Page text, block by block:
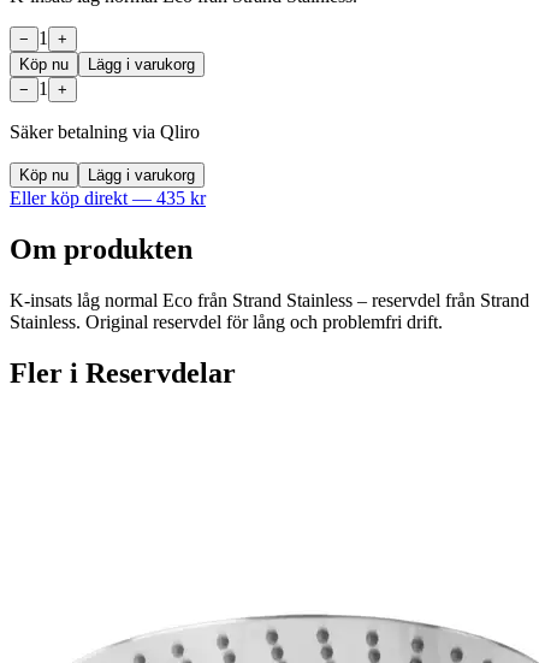
− 1
+
Köp nu
Lägg i varukorg
−
1 +
Säker betalning via Qliro
Köp nu Lägg i varukorg
Eller köp direkt — 435 kr
Om produkten
K-insats låg normal Eco från Strand Stainless – reservdel från Strand
Stainless. Original reservdel för lång och problemfri drift.
Fler i Reservdelar